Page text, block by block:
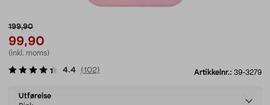
199,90
99,90
(inkl. moms)
Artikkelnr.: 39-3279
4.4 (102)
Select
Utførelse